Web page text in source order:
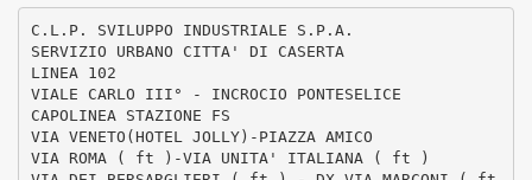
C.L.P. SVILUPPO INDUSTRIALE S.P.A.
SERVIZIO URBANO CITTA' DI CASERTA
LINEA 102
VIALE CARLO III° - INCROCIO PONTESELICE
CAPOLINEA STAZIONE FS
VIA VENETO(HOTEL JOLLY)-PIAZZA AMICO
VIA ROMA ( ft )-VIA UNITA' ITALIANA ( ft )